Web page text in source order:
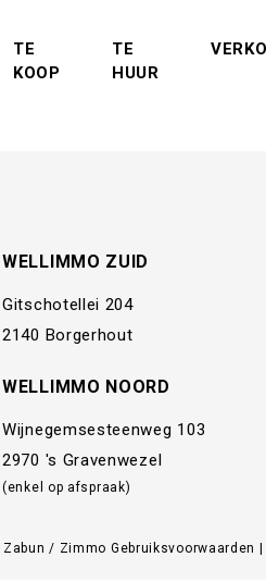
TE
KOOP (TE KOOP)
TE
HUUR
WELLIMMO ZUID
Gitschotellei 204
2140 Borgerhout
WELLIMMO NOORD
Wijnegemsesteenweg 103
2970 's Gravenwezel
(enkel op afspraak)
Zabun / Zimmo Gebruiksvoorwaarden